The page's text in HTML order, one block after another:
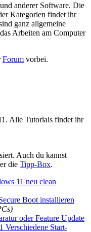
anderer Software. Die
Kategorien findet ihr
ganz allgemeine
Arbeiten am Computer
Forum vorbei.
Alle Tutorials findet ihr
Auch du kannst
die Tipp-Box.
11 neu clean
Boot installieren
oder Feature Update
Verschiedene Start-